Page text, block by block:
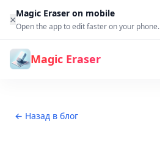
Перейти к содержимому
×Magic Eraser on mobile
Open the app to edit faster on your phone.
Magic Eraser
← Назад в блог